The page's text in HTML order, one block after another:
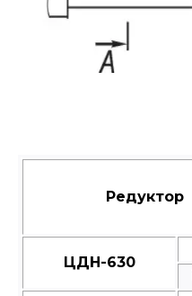
Редуктор
ЦДН-630